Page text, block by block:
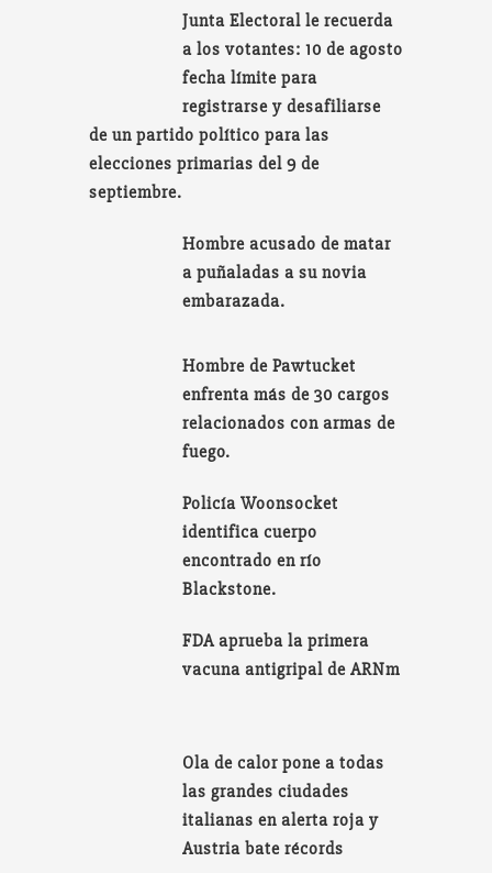
Junta Electoral le recuerda
a los votantes: 10 de agosto
fecha límite para
registrarse y desafiliarse
de un partido político para las
elecciones primarias del 9 de
septiembre.
Hombre acusado de matar
a puñaladas a su novia
embarazada.
Hombre de Pawtucket
enfrenta más de 30 cargos
relacionados con armas de
fuego.
Policía Woonsocket
identifica cuerpo
encontrado en río
Blackstone.
FDA aprueba la primera
vacuna antigripal de ARNm
Ola de calor pone a todas
las grandes ciudades
italianas en alerta roja y
Austria bate récords